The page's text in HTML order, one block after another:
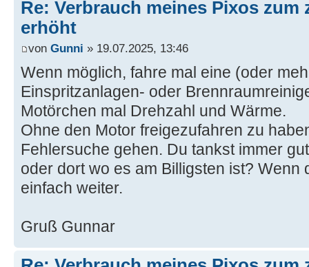
Re: Verbrauch meines Pixos zum
erhöht
von Gunni » 19.07.2025, 13:46
Wenn möglich, fahre mal eine (oder
Einspritzanlagen- oder
Motörchen mal Drehzahl und Wärme.
Ohne den Motor freigezufahren zu
Fehlersuche gehen. Du tankst immer
oder dort wo es am Billigsten ist? Wenn
einfach weiter.
Gruß Gunnar